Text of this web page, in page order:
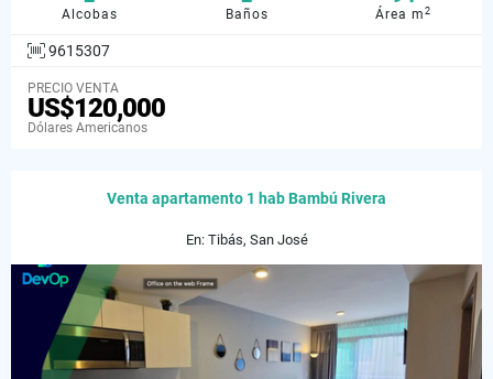
Alcobas Baños Área m2
9615307
PRECIO VENTA
US$120,000
Dólares Americanos
Venta apartamento 1 hab Bambú Rivera
En: Tibás, San José